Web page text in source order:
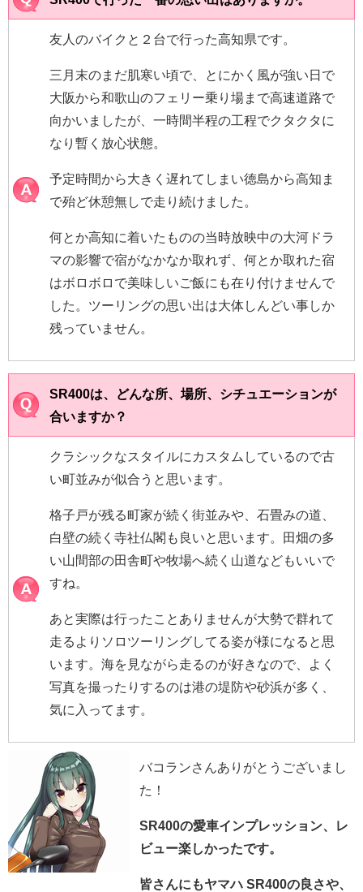
友人のバイクと２台で行った高知県です。
三月末のまだ肌寒い頃で、とにかく風が強い日で
大阪から和歌山のフェリー乗り場まで高速道路で
向かいましたが、一時間半程の工程でクタクタに
なり暫く放心状態。
予定時間から大きく遅れてしまい徳島から高知ま
で殆ど休憩無しで走り続けました。
何とか高知に着いたものの当時放映中の大河ドラ
マの影響で宿がなかなか取れず、何とか取れた宿
はボロボロで美味しいご飯にも在り付けませんで
した。ツーリングの思い出は大体しんどい事しか
残っていません。
SR400は、どんな所、場所、シチュエーションが
合いますか？
クラシックなスタイルにカスタムしているので古
い町並みが似合うと思います。
格子戸が残る町家が続く街並みや、石畳みの道、
白壁の続く寺社仏閣も良いと思います。田畑の多
い山間部の田舎町や牧場へ続く山道などもいいで
すね。
あと実際は行ったことありませんが大勢で群れて
走るよりソロツーリングしてる姿が様になると思
います。海を見ながら走るのが好きなので、よく
写真を撮ったりするのは港の堤防や砂浜が多く、
気に入ってます。
バコランさんありがとうございまし
た！
SR400の愛車インプレッション、レ
ビュー楽しかったです。
皆さんにもヤマハ SR400の良さや、